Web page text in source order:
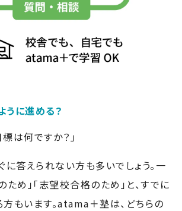
に進める？
は何ですか？」
に答えられない方も多いでしょう。一
ため」「志望校合格のため」と、すでに
もいます。atama＋塾は、どちらの